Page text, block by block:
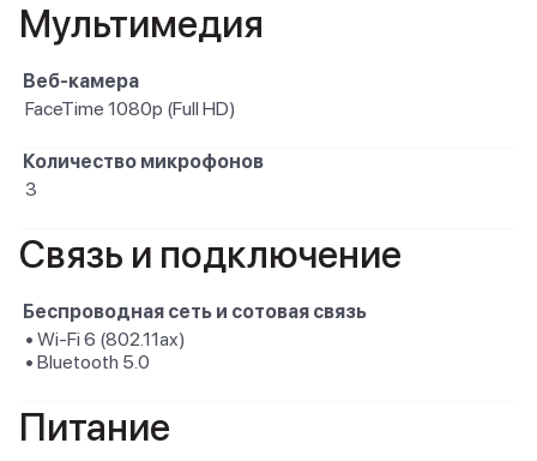
Мультимедия
Веб-камера
FaceTime 1080p (Full HD)
Количество микрофонов
3
Связь и подключение
Беспроводная сеть и сотовая связь
• Wi-Fi 6 (802.11ax)
• Bluetooth 5.0
Питание